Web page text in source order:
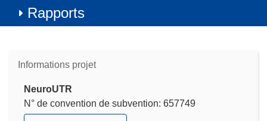
Rapports
Informations projet
NeuroUTR
N° de convention de subvention: 657749